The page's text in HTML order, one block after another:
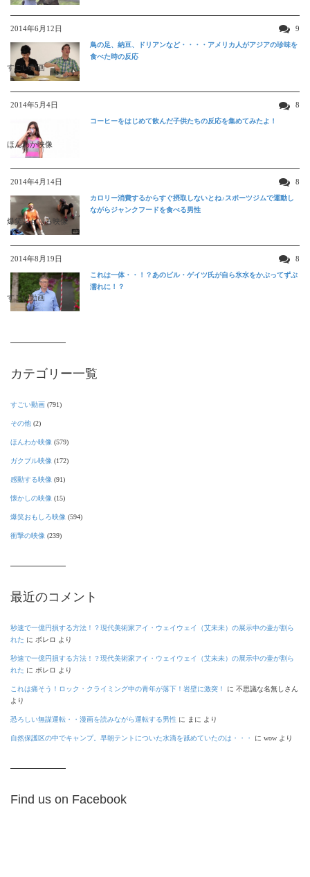
2014年6月12日 9
すごい動画
鳥の足、納豆、ドリアンなど・・・・アメリカ人がアジアの珍味を
食べた時の反応
2014年5月4日 8
ほんわか映像
コーヒーをはじめて飲んだ子供たちの反応を集めてみたよ！
2014年4月14日 8
爆笑おもしろ映像
カロリー消費するからすぐ摂取しないとね♪スポーツジムで運動し
ながらジャンクフードを食べる男性
2014年8月19日 8
すごい動画
これは一体・・！？あのビル・ゲイツ氏が自ら氷水をかぶってずぶ
濡れに！？
カテゴリー一覧
すごい動画 (791)
その他 (2)
ほんわか映像 (579)
ガクブル映像 (172)
感動する映像 (91)
懐かしの映像 (15)
爆笑おもしろ映像 (594)
衝撃の映像 (239)
最近のコメント
秒速で一億円損する方法！？現代美術家アイ・ウェイウェイ（艾未未）の展示中の壷が割ら
れた に ボレロ より
秒速で一億円損する方法！？現代美術家アイ・ウェイウェイ（艾未未）の展示中の壷が割ら
れた に ボレロ より
これは痛そう！ロック・クライミング中の青年が落下！岩壁に激突！ に 不思議な名無しさん
より
恐ろしい無謀運転・・漫画を読みながら運転する男性 に まに より
自然保護区の中でキャンプ。早朝テントについた水滴を舐めていたのは・・・ に wow より
Find us on Facebook